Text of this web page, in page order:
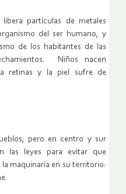
partículas de metales
del ser humano, y
de los habitantes de las
Niños nacen
retinas y la piel sufre de
pero en centro y sur
las leyes para evitar que
maquinaria en su territorio: